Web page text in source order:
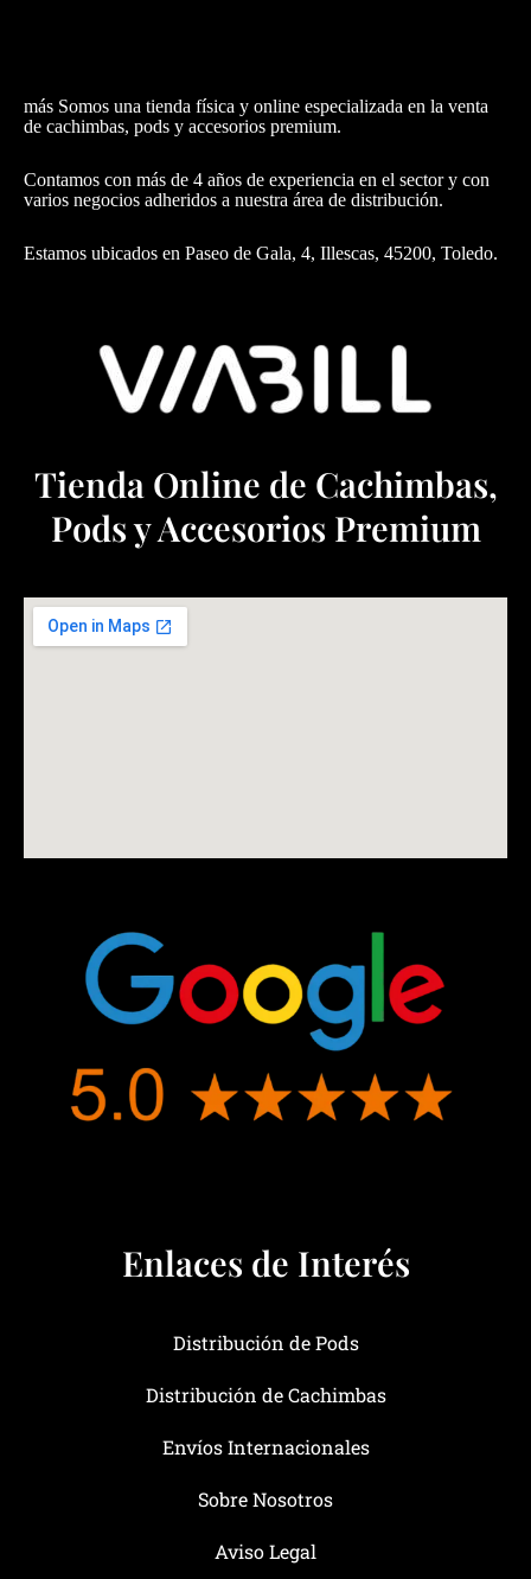
más Somos una tienda física y online especializada en la venta
de cachimbas, pods y accesorios premium.
Contamos con más de 4 años de experiencia en el sector y con
varios negocios adheridos a nuestra área de distribución.
Estamos ubicados en Paseo de Gala, 4, Illescas, 45200, Toledo.
Tienda Online de Cachimbas,
Pods y Accesorios Premium
Enlaces de Interés
Distribución de Pods
Distribución de Cachimbas
Envíos Internacionales
Sobre Nosotros
Aviso Legal